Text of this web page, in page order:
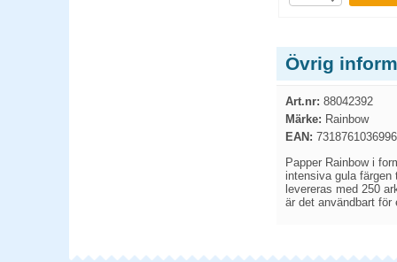
Övrig
Art.nr: 88042392
Märke: Rainbow
EAN: 7318761036996
Papper Rainbow i
intensiva gula
levereras med 250
är det användbart